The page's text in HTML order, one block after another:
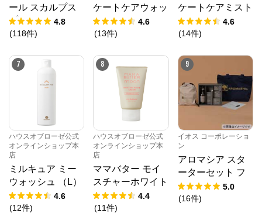
ール スカルプス
プレー 100g
4.8
(118件)
ケートケアウォッ
シュ 90mL （レ
フィル）
4.6
(13件)
ケートケアミスト
リフレッシュ 3
0mL
4.6
(14件)
7
ハウスオブローゼ公式
オンラインショップ本
店
ミルキュア ミー
ウォッシュ （L）
375mL
4.6
(12件)
8
ハウスオブローゼ公式
オンラインショップ本
店
ママバター モイ
スチャーホワイト
クリーム 40g
4.4
(11件)
9
イオス コーポレーショ
ン
アロマシア スタ
ーターセット フ
ルラインセット A
Cシリーズ7種 ト
5.0
(16件)